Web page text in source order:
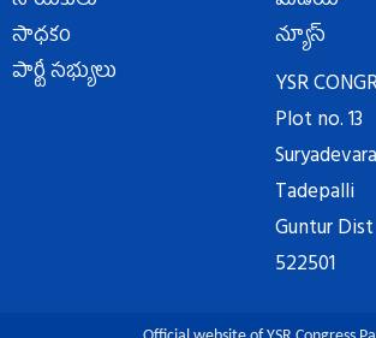
సాధకం
పార్టీ సభ్యులు
న్యూస్
YSR
Plot no. 13
Tadepalli
Guntur Dist
522501